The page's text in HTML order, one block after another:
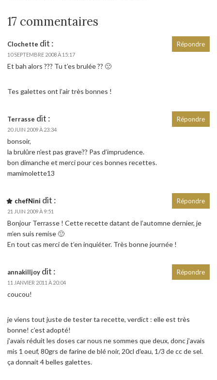
17 commentaires
Clochette dit :
10 SEPTEMBRE 2008 À 15:17
Et bah alors ??? Tu t’es brulée ?? 🙁
Tes galettes ont l’air très bonnes !
Répondre
Terrasse dit :
20 JUIN 2009 À 23:34
bonsoir,
la brulûre n’est pas grave?? Pas d’imprudence.
bon dimanche et merci pour ces bonnes recettes.
mamimolette13
Répondre
chefNini dit :
21 JUIN 2009 À 9:51
Bonjour Terrasse ! Cette recette datant de l’automne dernier, je
m’en suis remise 🙂
En tout cas merci de t’en inquiéter. Très bonne journée !
Répondre
annakilljoy dit :
11 JANVIER 2011 À 20:04
coucou!
je viens tout juste de tester ta recette, verdict : elle est très
bonne! c’est adopté!
j’avais réduit les doses car nous ne sommes que deux, donc j’avais
mis 1 oeuf, 80grs de farine de blé noir, 20cl d’eau, 1/3 de cc de sel.
ça donnait 4 belles galettes.
Répondre